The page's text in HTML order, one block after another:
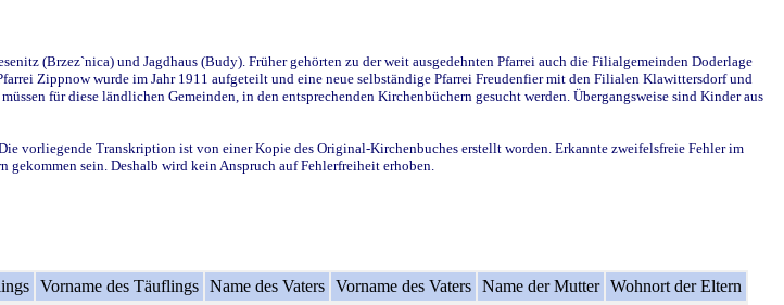
(Brzez`nica) und Jagdhaus (Budy). Früher gehörten zu der weit ausgedehnten Pfarrei auch die Filialgemeinden Doderlage
Zippnow wurde im Jahr 1911 aufgeteilt und eine neue selbständige Pfarrei Freudenfier mit den Filialen Klawittersdorf und
für diese ländlichen Gemeinden, in den entsprechenden Kirchenbüchern gesucht werden. Übergangsweise sind Kinder aus
vorliegende Transkription ist von einer Kopie des Original-Kirchenbuches erstellt worden. Erkannte zweifelsfreie Fehler im
sein. Deshalb wird kein Anspruch auf Fehlerfreiheit erhoben.
Vorname des Täuflings Name des Vaters Vorname des Vaters Name der Mutter Wohnort der Eltern